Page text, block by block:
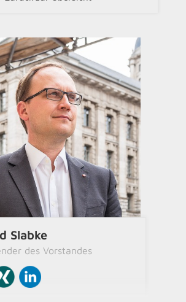
Slabke
des Vorstandes